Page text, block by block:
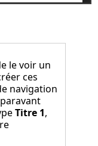
le voir un
ces
navigation
Titre 1,